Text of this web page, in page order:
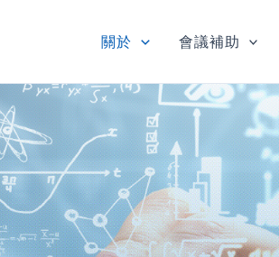
關於 會議補助